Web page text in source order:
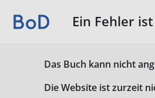
Ein Fehler
Das Buch kann nicht
Die Website ist zurzeit